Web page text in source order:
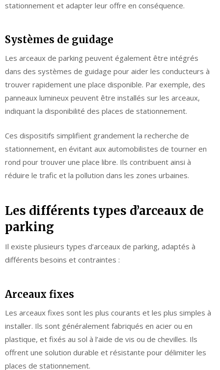
stationnement et adapter leur offre en conséquence.
Systèmes de guidage
Les arceaux de parking peuvent également être intégrés
dans des systèmes de guidage pour aider les conducteurs à
trouver rapidement une place disponible. Par exemple, des
panneaux lumineux peuvent être installés sur les arceaux,
indiquant la disponibilité des places de stationnement.
Ces dispositifs simplifient grandement la recherche de
stationnement, en évitant aux automobilistes de tourner en
rond pour trouver une place libre. Ils contribuent ainsi à
réduire le trafic et la pollution dans les zones urbaines.
Les différents types d’arceaux de
parking
Il existe plusieurs types d’arceaux de parking, adaptés à
différents besoins et contraintes :
Arceaux fixes
Les arceaux fixes sont les plus courants et les plus simples à
installer. Ils sont généralement fabriqués en acier ou en
plastique, et fixés au sol à l’aide de vis ou de chevilles. Ils
offrent une solution durable et résistante pour délimiter les
places de stationnement.